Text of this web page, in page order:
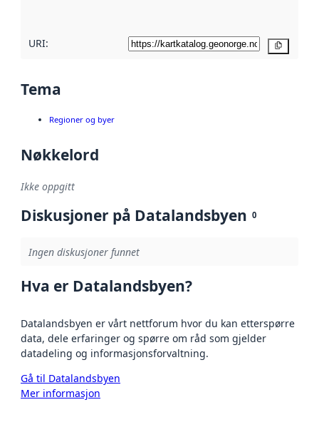
URI:
Tema
Regioner og byer
Nøkkelord
Ikke oppgitt
Diskusjoner på Datalandsbyen 0
Ingen diskusjoner funnet
Hva er Datalandsbyen?
Datalandsbyen er vårt nettforum hvor du kan etterspørre
data, dele erfaringer og spørre om råd som gjelder
datadeling og informasjonsforvaltning.
Gå til Datalandsbyen
Mer informasjon